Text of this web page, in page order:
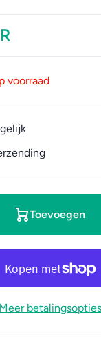
voorraad
Toevoegen
Meer betalingsopties